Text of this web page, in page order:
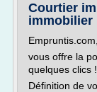
Courtier
immobilier
vous offre la
quelques clics !
Définition de